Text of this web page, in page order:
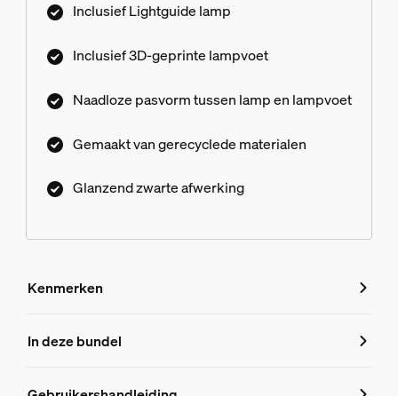
Inclusief Lightguide lamp
Inclusief 3D-geprinte lampvoet
Naadloze pasvorm tussen lamp en lampvoet
Gemaakt van gerecyclede materialen
Glanzend zwarte afwerking
Kenmerken
Kenmerken
In deze bundel